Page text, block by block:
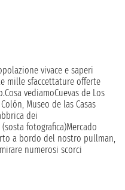
vivace e saperi
mille sfaccettature offerte
vediamoCuevas de Los
Museo de las Casas
dei
fotografica)Mercado
a bordo del nostro pullman,
numerosi scorci